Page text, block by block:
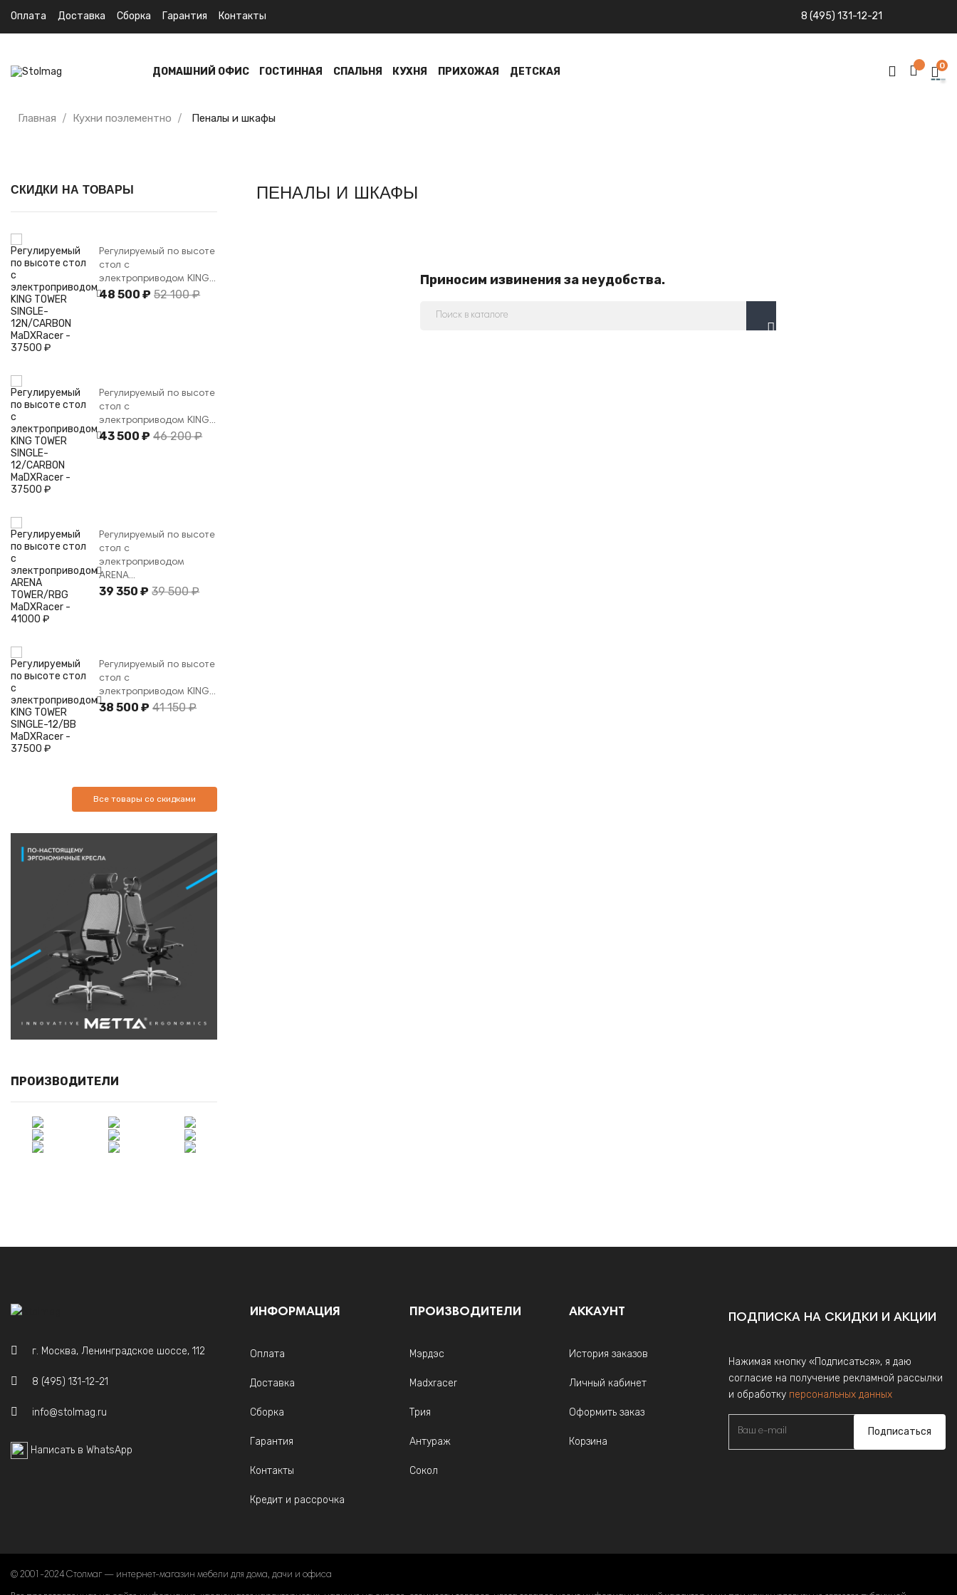
Оплата Доставка Сборка Гарантия Контакты 8 (495) 131-12-21
ДОМАШНИЙ ОФИС ГОСТИННАЯ СПАЛЬНЯ КУХНЯ ПРИХОЖАЯ ДЕТСКАЯ
0
Главная Кухни поэлементно Пеналы и шкафы
СКИДКИ НА ТОВАРЫ
Регулируемый по высоте
стол с
электроприводом KING...
48 500 ₽ 52 100 ₽
Регулируемый по высоте
стол с
электроприводом KING...
43 500 ₽ 46 200 ₽
Регулируемый по высоте
стол с
электроприводом
ARENA...
39 350 ₽ 39 500 ₽
Регулируемый по высоте
стол с
электроприводом KING...
38 500 ₽ 41 150 ₽
Все товары со скидками
ПРОИЗВОДИТЕЛИ
ПЕНАЛЫ И ШКАФЫ
Приносим извинения за неудобства.
г. Москва, Ленинградское шоссе, 112
8 (495) 131-12-21
info@stolmag.ru
Написать в WhatsApp
ИНФОРМАЦИЯ
Оплата
Доставка
Сборка
Гарантия
Контакты
Кредит и рассрочка
ПРОИЗВОДИТЕЛИ
Мэрдэс
Madxracer
Трия
Антураж
Сокол
АККАУНТ
История заказов
Личный кабинет
Оформить заказ
Корзина
ПОДПИСКА НА СКИДКИ И АКЦИИ
Нажимая кнопку «Подписаться», я даю
согласие на получение рекламной рассылки
и обработку персональных данных
Подписаться
© 2001-2024 Столмаг — интернет-магазин мебели для дома, дачи и офиса